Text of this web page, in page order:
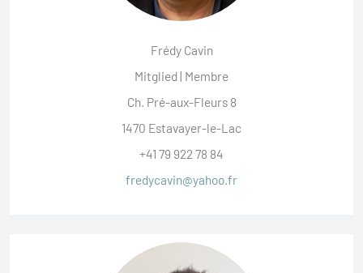
Frédy Cavin
Mitglied | Membre
Ch. Pré-aux-Fleurs 8
1470 Estavayer-le-Lac
+41 79 922 78 84
fredycavin@yahoo.fr